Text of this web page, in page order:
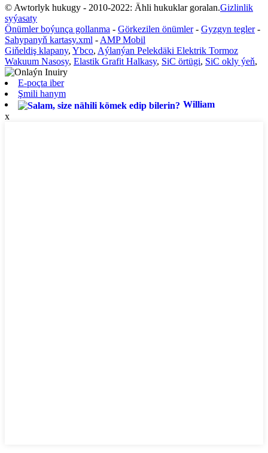
© Awtorlyk hukugy - 2010-2022: Ähli hukuklar goralan.Gizlinlik
syýasaty
Önümler boýunça gollanma - Görkezilen önümler- Gyzgyn tegler-
Sahypanyň kartasy.xml - AMP Mobil
Giňeldiş klapany, Ybco, Aýlanýan Pelekdäki Elektrik Tormoz
Wakuum Nasosy, Elastik Grafit Halkasy, SiC örtügi, SiC okly ýeň,
E-poçta iber
Şmili ​​hanym
William
x